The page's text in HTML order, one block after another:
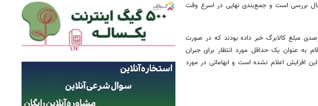
بررسی است و جمع‌بندی نهایی در اسرع وقت
برخی از مسئولان و نمایندگان مجلس از افزایش ۲۰ تا ۳۰ درصدی مبلغ کالابرگ خبر داده بودند که در صورت
می‌داد. این ارقام به عنوان یک حداقل مورد انتظار برای جبران
افزایش اعلام نشده است و ابهاماتی در مورد